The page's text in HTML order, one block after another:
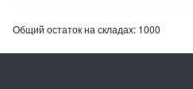
Общий остаток на складах: 1000